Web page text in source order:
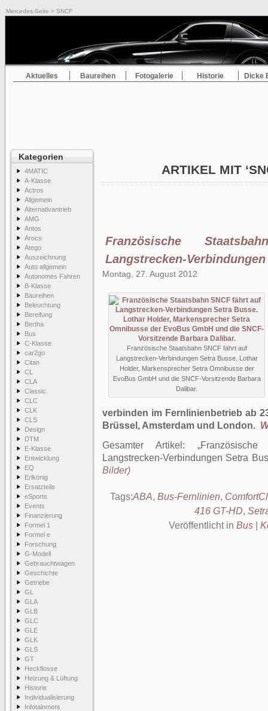
Mercedes-Seite > SNCF
Aktuelles Baureihen Fotogalerie Historie Dicke
Kategorien
4MATIC
A-Klasse
Actros
Allgemein
Alternativantrieb
AMG
Antos
Arocs
Atego
Auszeichnung
Auto allgemein
Autonomes Fahren
B-Klasse
Baureihen
Beleuchtung
Bereifung
Bertha
Bus
C-Klasse
car2go
Citan
CL
CLA
Classic
CLC
CLK
CLS
Design
DTM
E-Klasse
Entwicklung
EQ
Erlkönig
Ersatzteile
eSports
Events
Finanzierung
Formel 1
Formel e
Forschung
G-Modell
Gebrauchtwagen
Geschichte
Getriebe
GL
GLA
GLB
GLC
GLE
GLK
GLS
GT
Heckflosse
Heizung & Lüftung
Historie
Individualisierung
Infotainment
ARTIKEL MIT
Französische
Langstrecken-
Montag, 27. August 2012
Französische Staatsbahn SNCF fährt auf
Langstrecken-Verbindungen Setra Busse. Lothar
Holder, Markensprecher Setra Omnibusse der
EvoBus GmbH und die SNCF-Vorsitzende Barbara
Dalibar.
verbinden im Fernlinienbetrieb ab
Brüssel, Amsterdam und London.
Gesamter Artikel:
Langstrecken-Verbindungen Setra
Bilder)
Tags:ABA, Bus-Fernlinien,
416 GT-HD,
Veröffentlicht in Bus|